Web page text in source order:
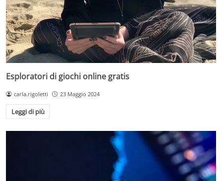
Esploratori di giochi online gratis
carla.rigoletti 23 Maggio 2024
Leggi di più